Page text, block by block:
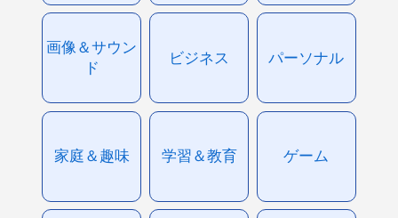
画像＆サウン
ド
ビジネス パーソナル
家庭＆趣味 学習＆教育 ゲーム